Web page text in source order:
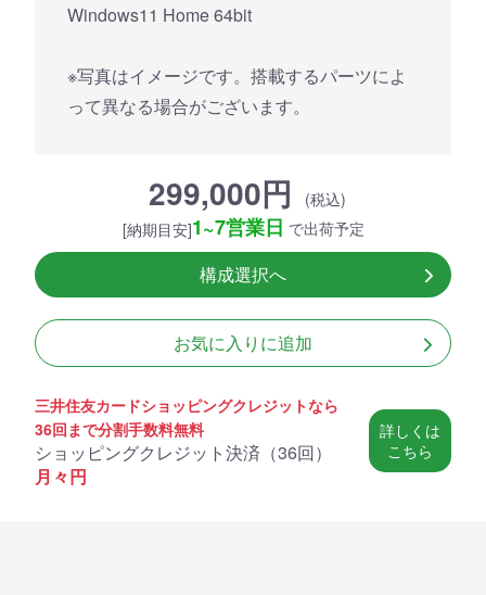
Windows11 Home 64bit
※写真はイメージです。搭載するパーツによ
って異なる場合がございます。
299,000円
(税込)
[納期目安]1~7営業日 で出荷予定
構成選択へ
お気に入りに追加
三井住友カードショッピングクレジットなら
36回まで分割手数料無料
ショッピングクレジット決済（36回）
月々円
詳しくは
こちら